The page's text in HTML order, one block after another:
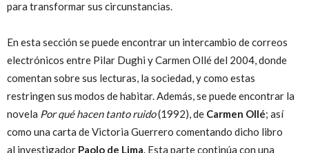
para transformar sus circunstancias.
En esta sección se puede encontrar un intercambio de correos
electrónicos entre Pilar Dughi y Carmen Ollé del 2004, donde
comentan sobre sus lecturas, la sociedad, y como estas
restringen sus modos de habitar. Además, se puede encontrar la
novela Por qué hacen tanto ruido(1992), de Carmen Ollé; así
como una carta de Victoria Guerrero comentando dicho libro
al investigador Paolo de Lima. Esta parte continúa con una